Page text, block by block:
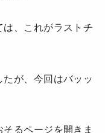
は、これがラストチ
が、今回はバッッ
るページを開きま